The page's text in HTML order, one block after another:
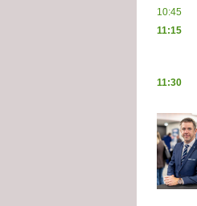
10:45
11:15
11:30